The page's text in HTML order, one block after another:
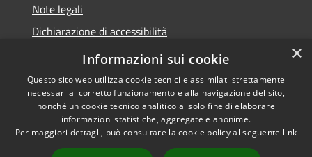
Note legali
Dichiarazione di accessibilità
Feedback accessibilità
Accessibilità
Copyright © 2026 • Città di
Lamezia Terme • Powered by
×
Informazioni sui cookie
Questo sito web utilizza cookie tecnici e assimilati strettamente
necessari al corretto funzionamento e alla navigazione del sito,
nonché un cookie tecnico analitico al solo fine di elaborare
informazioni statistiche, aggregate e anonime.
Per maggiori dettagli, può consultare la cookie policy al seguente link